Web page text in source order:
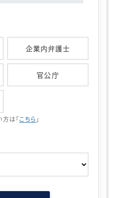
企業内弁護士
官公庁
は「 こちら 」